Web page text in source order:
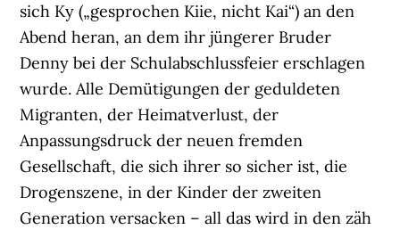
sich Ky („gesprochen Kiie, nicht Kai“) an den
Abend heran, an dem ihr jüngerer Bruder
Denny bei der Schulabschlussfeier erschlagen
wurde. Alle Demütigungen der geduldeten
Migranten, der Heimatverlust, der
Anpassungsdruck der neuen fremden
Gesellschaft, die sich ihrer so sicher ist, die
Drogenszene, in der Kinder der zweiten
Generation versacken – all das wird in den zäh